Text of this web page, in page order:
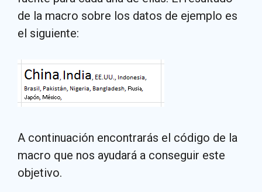
de la macro sobre los datos de ejemplo es
el siguiente:
A continuación encontrarás el código de la
macro que nos ayudará a conseguir este
objetivo.